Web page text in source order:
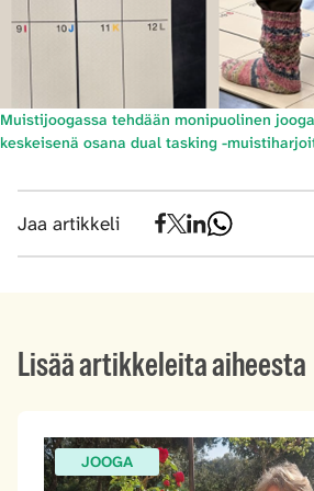
Muistijoogassa tehdään monipuolinen
keskeisenä osana dual tasking -
Jaa artikkeli
Lisää artikkeleita aiheesta
JOOGA